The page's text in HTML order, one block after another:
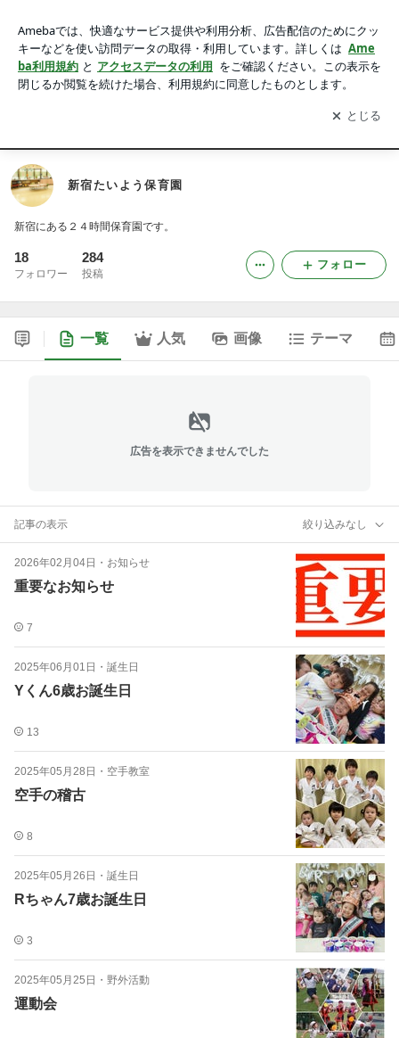
アプリをダウンロードして ブログの更新通知
を受け取りまし
ょう。
開く
新宿たいよう保育園
新宿にある２４時間保育園です。
18
フォロワー
284
投稿
フォロー
一覧 人気 画像 テーマ
広告を表示できませんでした
記事の表示 絞り込みなし
2026年02月04日 ・ お知らせ
重要なお知らせ
7
2025年06月01日 ・ 誕生日
Yくん6歳お誕生日
13
2025年05月28日 ・ 空手教室
空手の稽古
8
2025年05月26日 ・ 誕生日
Rちゃん7歳お誕生日
3
2025年05月25日 ・ 野外活動
運動会